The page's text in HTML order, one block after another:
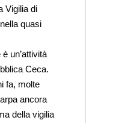
Vigilia di
quasi
un’attività
Ceca.
fa, molte
ancora
della vigilia